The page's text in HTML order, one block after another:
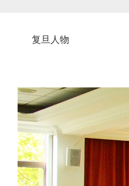
复旦人物